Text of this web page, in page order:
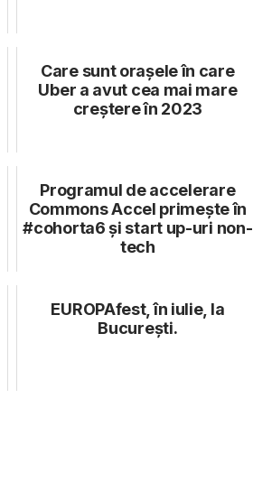
Care sunt orașele în care
Uber a avut cea mai mare
creștere în 2023
Programul de accelerare
Commons Accel primește în
#cohorta6 și start up-uri non-
tech
EUROPAfest, în iulie, la
București.